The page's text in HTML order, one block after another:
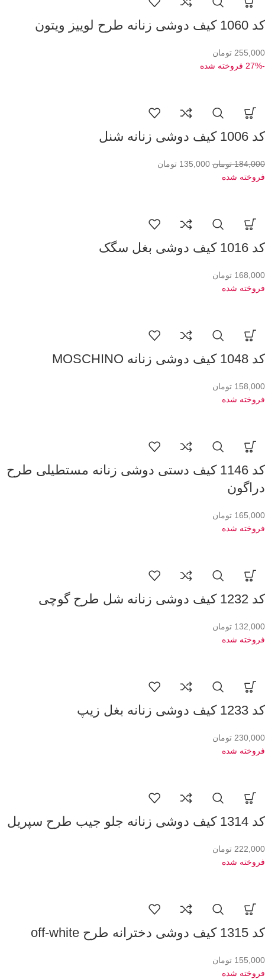
کد 1060 کیف دوشی زنانه طرح لوییز ویتون
255,000 تومان
-27%
فروخته شده
کد 1006 کیف دوشی زنانه شنل
184,000 تومان 135,000 تومان
فروخته شده
کد 1016 کیف دوشی بغل سگک
168,000 تومان
فروخته شده
کد 1048 کیف دوشی زنانه MOSCHINO
158,000 تومان
فروخته شده
کد 1146 کیف دستی دوشی زنانه مستطیلی طرح
دراگون
165,000 تومان
فروخته شده
کد 1232 کیف دوشی زنانه شل طرح گوچی
132,000 تومان
فروخته شده
کد 1233 کیف دوشی زنانه بغل زیپ
230,000 تومان
فروخته شده
کد 1314 کیف دوشی زنانه جلو جیب طرح سپریل
222,000 تومان
فروخته شده
کد 1315 کیف دوشی دخترانه طرح off-white
155,000 تومان
فروخته شده